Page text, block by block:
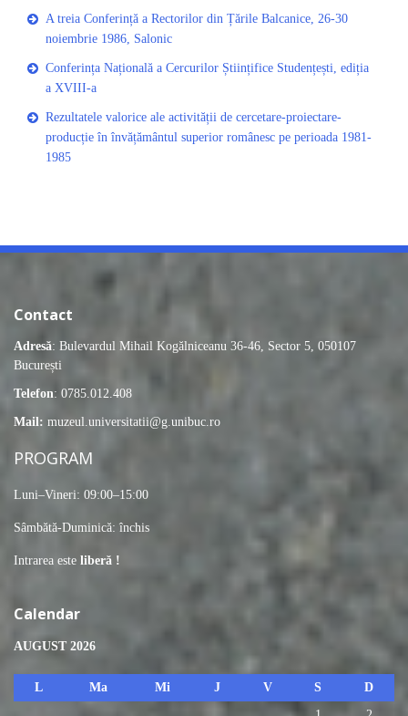
A treia Conferință a Rectorilor din Țările Balcanice, 26-30
noiembrie 1986, Salonic
Conferința Națională a Cercurilor Științifice Studențești, ediția
a XVIII-a
Rezultatele valorice ale activității de cercetare-proiectare-
producție în învățământul superior românesc pe perioada 1981-
1985
Contact
Adresă: Bulevardul Mihail Kogălniceanu 36-46, Sector 5, 050107
București
Telefon: 0785.012.408
Mail: muzeul.universitatii@g.unibuc.ro
PROGRAM
Luni–Vineri: 09:00–15:00
Sâmbătă-Duminică: închis
Intrarea este liberă !
Calendar
AUGUST 2026
L Ma Mi J V S
D